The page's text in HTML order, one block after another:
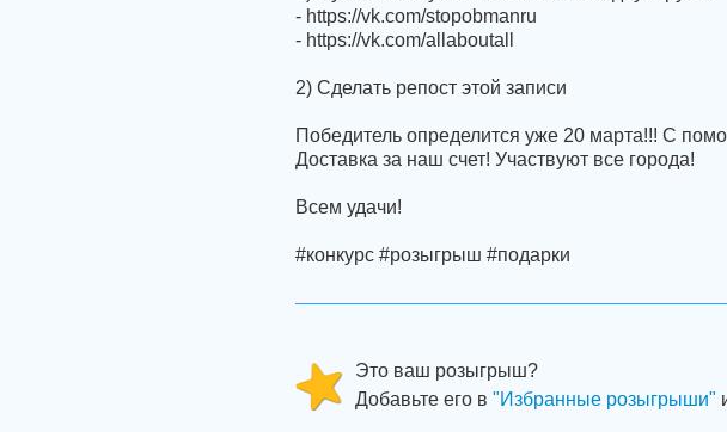
- https://vk.com/stopobmanru
- https://vk.com/allaboutall
2) Сделать репост этой записи
Победитель определится уже 20 марта!!! С
Доставка за наш счет! Участвуют все города!
Всем удачи!
#конкурс #розыгрыш #подарки
Это ваш розыгрыш?
Добавьте его в "Избранные розыгрыши"